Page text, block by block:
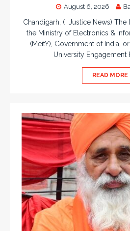
August 6, 2026
Chandigarh, ( Justice News) The
the Ministry of Electronics &
(MeitY), Government of India,
University Engagement
READ MORE